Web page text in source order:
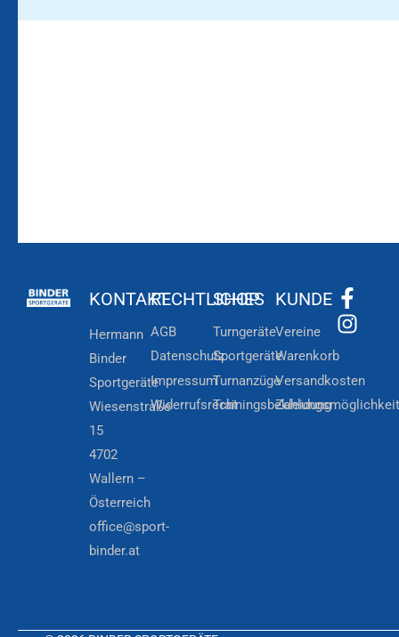
KONTAKT
Hermann
Binder
Sportgeräte
Wiesenstraße
15
4702
Wallern –
Österreich
office@sport-
binder.at
RECHTLICHES
AGB
Datenschutz
Impressum
Widerrufsrecht
SHOP
Turngeräte
Sportgeräte
Turnanzüge
Trainingsbekleidung
KUNDE
Vereine
Warenkorb
Versandkosten